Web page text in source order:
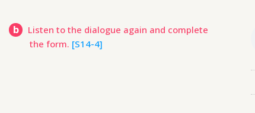
b
Listen to the dialogue again and complete
the form. [S14-4]